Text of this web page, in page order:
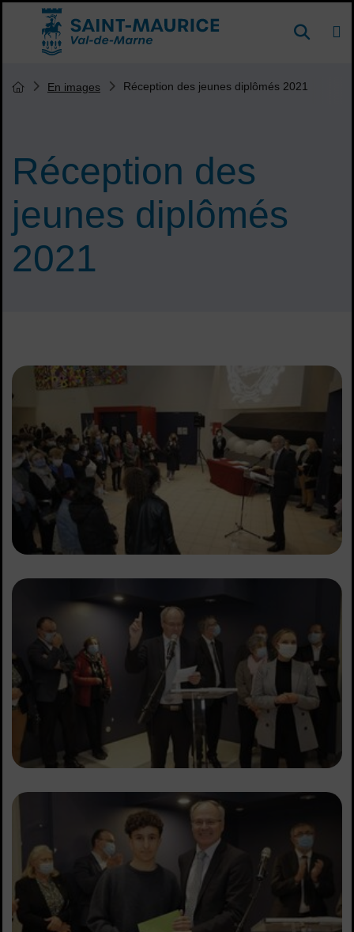
Menu de raccourcis
Accueil ville de Saint-Maurice DE
Réception des
jeunes diplômés
2021
Vous êtes ici :
Page d'accueil du site
En images Réception des jeunes diplômés 2021